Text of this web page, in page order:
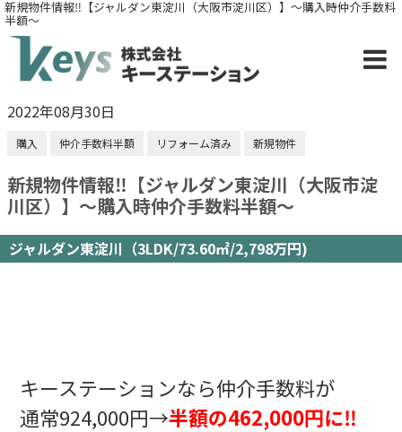
新規物件情報‼【ジャルダン東淀川（大阪市淀川区）】～購入時仲介手数料
半額～
2022年08月30日
購入 仲介手数料半額 リフォーム済み 新規物件
新規物件情報‼【ジャルダン東淀川（大阪市淀
川区）】～購入時仲介手数料半額～
ジャルダン東淀川（3LDK/73.60㎡/2,798万円)
キーステーションなら仲介手数料が
通常924,000円→半額の462,000円に‼